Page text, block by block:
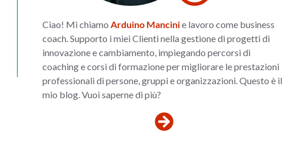
Ciao! Mi chiamo Arduino Mancinie lavoro come business
coach. Supporto i miei Clienti nella gestione di progetti di
innovazione e cambiamento, impiegando percorsi di
coaching e corsi di formazione per migliorare le prestazioni
professionali di persone, gruppi e organizzazioni. Questo è il
mio blog. Vuoi saperne di più?